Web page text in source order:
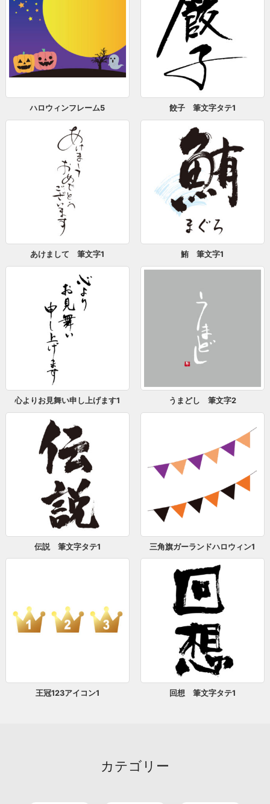
ハロウィンフレーム5 餃子 筆文字タテ1
あけまして 筆文字1 鮪 筆文字1
心よりお見舞い申し上げます1 うまどし 筆文字2
伝説 筆文字タテ1 三角旗ガーランドハロウィン1
王冠123アイコン1 回想 筆文字タテ1
カテゴリー